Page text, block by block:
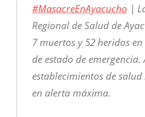
#MasacreEnAyacucho |
Regional de Salud de
7 muertos y 52 heridos
de estado de emergencia.
establecimientos de
en alerta máxima.